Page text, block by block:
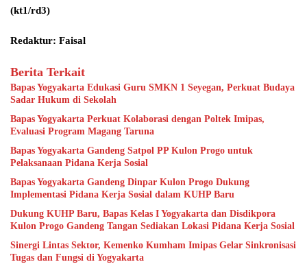
(kt1/rd3)
Redaktur: Faisal
Berita Terkait
Bapas Yogyakarta Edukasi Guru SMKN 1 Seyegan, Perkuat Budaya
Sadar Hukum di Sekolah
Bapas Yogyakarta Perkuat Kolaborasi dengan Poltek Imipas,
Evaluasi Program Magang Taruna
Bapas Yogyakarta Gandeng Satpol PP Kulon Progo untuk
Pelaksanaan Pidana Kerja Sosial
Bapas Yogyakarta Gandeng Dinpar Kulon Progo Dukung
Implementasi Pidana Kerja Sosial dalam KUHP Baru
Dukung KUHP Baru, Bapas Kelas I Yogyakarta dan Disdikpora
Kulon Progo Gandeng Tangan Sediakan Lokasi Pidana Kerja Sosial
Sinergi Lintas Sektor, Kemenko Kumham Imipas Gelar Sinkronisasi
Tugas dan Fungsi di Yogyakarta